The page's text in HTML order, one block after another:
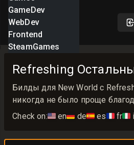
GameDev
WebDev
Frontend
SteamGames
Refreshing
Билды для New World с
никогда не было проще
Check on:🇺🇸 en🇩🇪 de🇪🇸 es🇫🇷 fr🇮🇹